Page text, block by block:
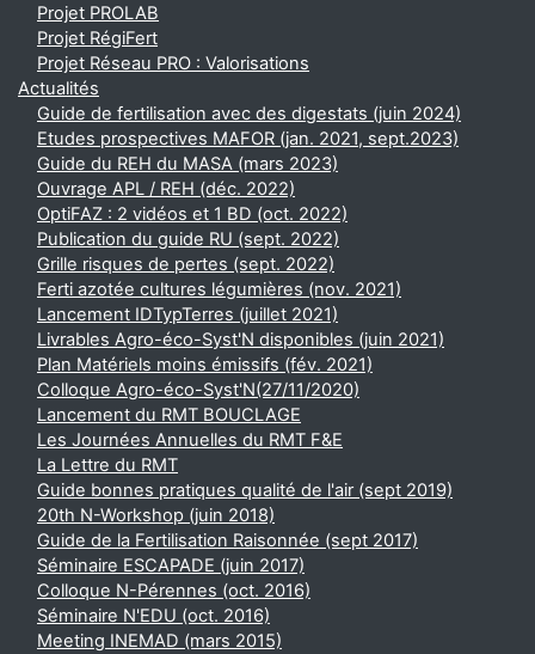
Projet PROLAB
Projet RégiFert
Projet Réseau PRO : Valorisations
Actualités
Guide de fertilisation avec des digestats (juin 2024)
Etudes prospectives MAFOR (jan. 2021, sept.2023)
Guide du REH du MASA (mars 2023)
Ouvrage APL / REH (déc. 2022)
OptiFAZ : 2 vidéos et 1 BD (oct. 2022)
Publication du guide RU (sept. 2022)
Grille risques de pertes (sept. 2022)
Ferti azotée cultures légumières (nov. 2021)
Lancement IDTypTerres (juillet 2021)
Livrables Agro-éco-Syst'N disponibles (juin 2021)
Plan Matériels moins émissifs (fév. 2021)
Colloque Agro-éco-Syst'N(27/11/2020)
Lancement du RMT BOUCLAGE
Les Journées Annuelles du RMT F&E
La Lettre du RMT
Guide bonnes pratiques qualité de l'air (sept 2019)
20th N-Workshop (juin 2018)
Guide de la Fertilisation Raisonnée (sept 2017)
Séminaire ESCAPADE (juin 2017)
Colloque N-Pérennes (oct. 2016)
Séminaire N'EDU (oct. 2016)
Meeting INEMAD (mars 2015)